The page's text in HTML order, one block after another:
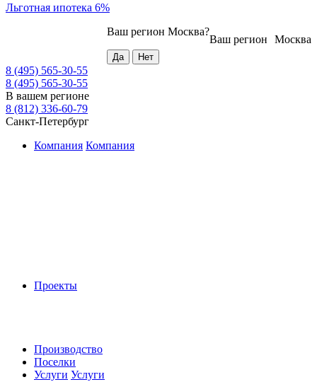
Льготная ипотека 6%
Москва
Ваш регион
Ваш регион Москва?
8 (495) 565-30-55
8 (495) 565-30-55
В вашем регионе
8 (812) 336-60-79
Санкт-Петербург
Компания Компания
Проекты
Производство
Поселки
Услуги Услуги